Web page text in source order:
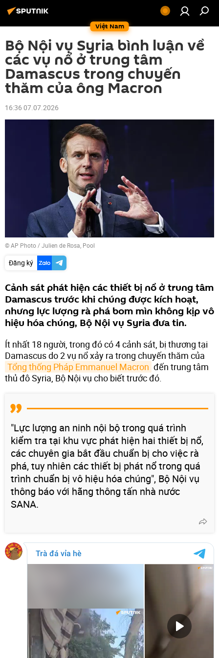
Việt Nam
Bộ Nội vụ Syria bình luận về
các vụ nổ ở trung tâm
Damascus trong chuyến
thăm của ông Macron
16:36 07.07.2026
© AP Photo / Julien de Rosa, Pool
Đăng ký
Cảnh sát phát hiện các thiết bị nổ ở trung tâm
Damascus trước khi chúng được kích hoạt,
nhưng lực lượng rà phá bom mìn không kịp vô
hiệu hóa chúng, Bộ Nội vụ Syria đưa tin.
Ít nhất 18 người, trong đó có 4 cảnh sát, bị thương tại
Damascus do 2 vụ nổ xảy ra trong chuyến thăm của
Tổng thống Pháp Emmanuel Macron đến trung tâm
thủ đô Syria, Bộ Nội vụ cho biết trước đó.
"Lực lượng an ninh nội bộ trong quá trình
kiểm tra tại khu vực phát hiện hai thiết bị nổ,
các chuyên gia bắt đầu chuẩn bị cho việc rà
phá, tuy nhiên các thiết bị phát nổ trong quá
trình chuẩn bị vô hiệu hóa chúng", Bộ Nội vụ
thông báo với hãng thông tấn nhà nước
SANA.